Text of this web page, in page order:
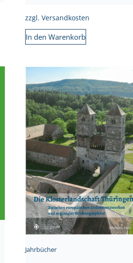
zzgl.Versandkosten
In den Warenkorb
Jahrbücher